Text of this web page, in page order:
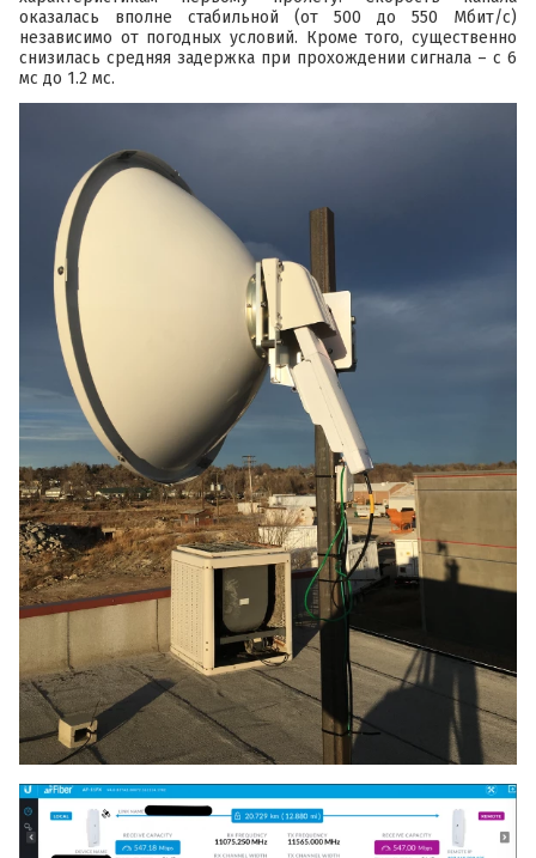
оказалась вполне стабильной (от 500 до 550 Мбит/с)
независимо от погодных условий. Кроме того, существенно
снизилась средняя задержка при прохождении сигнала – с 6
мс до 1.2 мс.